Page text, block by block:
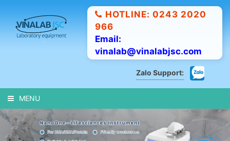
HOTLINE: 0243 2020
966
Email:
vinalab@vinalabjsc.com
Zalo Support:
MENU